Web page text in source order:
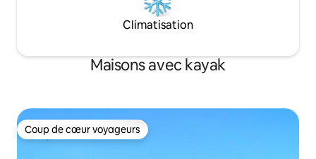
Climatisation
Maisons avec kayak
Coup de cœur voyageurs
Coup de cœur voyageurs